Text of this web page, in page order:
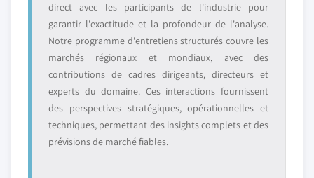
direct avec les participants de l'industrie pour
garantir l'exactitude et la profondeur de l'analyse.
Notre programme d'entretiens structurés couvre les
marchés régionaux et mondiaux, avec des
contributions de cadres dirigeants, directeurs et
experts du domaine. Ces interactions fournissent
des perspectives stratégiques, opérationnelles et
techniques, permettant des insights complets et des
prévisions de marché fiables.